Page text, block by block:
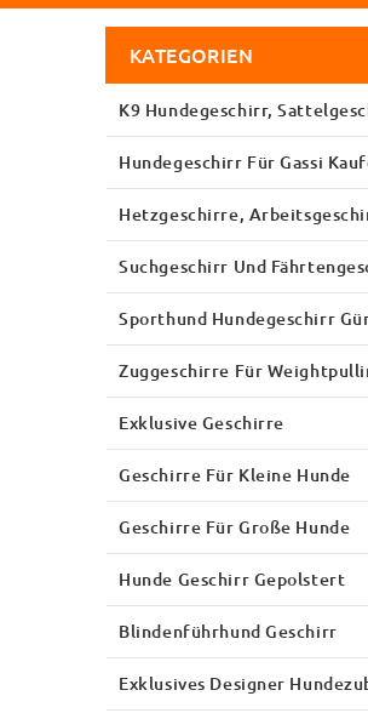
KATEGORIEN
K9 Hundegeschirr,
Hundegeschirr Für Gassi
Hetzgeschirre,
Suchgeschirr Und
Sporthund Hundegeschirr
Zuggeschirre Für
Exklusive Geschirre
Geschirre Für Kleine Hunde
Geschirre Für Große Hunde
Hunde Geschirr Gepolstert
Blindenführhund Geschirr
Exklusives Designer